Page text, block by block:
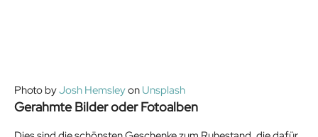
Photo byJosh Hemsleyon Unsplash
Gerahmte Bilder oder Fotoalben